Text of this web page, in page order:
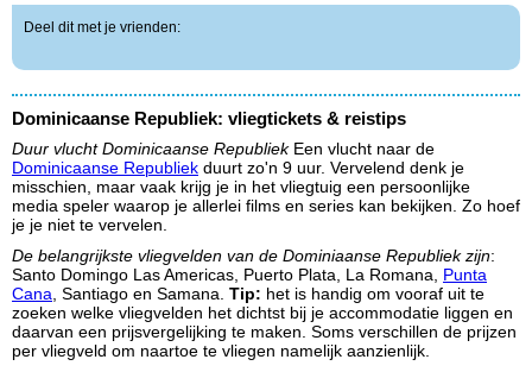
Deel dit met je vrienden:
Dominicaanse Republiek: vliegtickets & reistips
Duur vlucht Dominicaanse RepubliekEen vlucht naar de
Dominicaanse Republiek duurt zo'n 9 uur. Vervelend denk je
misschien, maar vaak krijg je in het vliegtuig een persoonlijke
media speler waarop je allerlei films en series kan bekijken. Zo hoef
je je niet te vervelen.
De belangrijkste vliegvelden van de Dominiaanse Republiek zijn:
Santo Domingo Las Americas, Puerto Plata, La Romana, Punta
Cana, Santiago en Samana. Tip: het is handig om vooraf uit te
zoeken welke vliegvelden het dichtst bij je accommodatie liggen en
daarvan een prijsvergelijking te maken. Soms verschillen de prijzen
per vliegveld om naartoe te vliegen namelijk aanzienlijk.